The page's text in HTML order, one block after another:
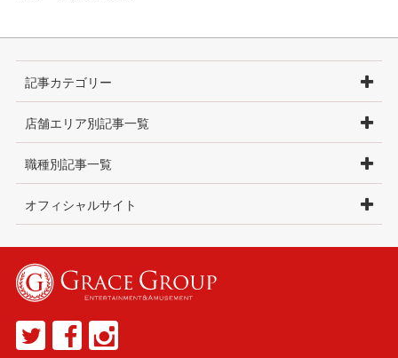
記事カテゴリー
店舗エリア別記事一覧
職種別記事一覧
オフィシャルサイト